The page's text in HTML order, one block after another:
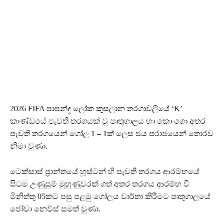
2026 FIFA පාපන්දු ලෝක කුසලාන තරගාවලියේ ‘K’
කාණ්ඩයේ පැවති තරගයක් වූ පෘතුගාලය හා කොංගො අතර
පැවති තරගයෙන් ගෝල 1 – 1ක් ලෙස ජය පරාජයෙන් තොරව
නිමා වුණා.
ටෙක්සාස් ප්‍රාන්තයේ හූස්ටන් හි පැවති තරගය ආරම්භයේ
සිටම උණුසුම් මුහුණුවරක් ගත් අතර තරගය ආරම්භ වී
මිනිත්තු 05කට පසු පළමු ගෝලය වාර්තා කිරීමට පෘතුගාලයේ
ජෝවා නෙව්ස් සමත් වුණා.